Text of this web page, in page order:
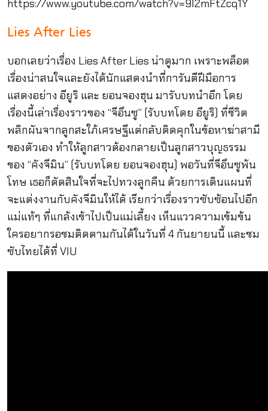
https://www.youtube.com/watch?v=9I2mFtZcq1Y
Lies After Lies
บอกเลยว่าเรื่อง Lies After Lies น่าดูมาก เพราะพล็อต
เรื่องน่าสนใจและยังได้นักแสดงนำที่การันตีฝีมือการ
แสดงอย่าง อียูริ และ ยอนจองฮุน มารับบทนำอีก โดย
เรื่องนี้เล่าเรื่องราวของ “จีอึนซู” (รับบทโดย อียูริ) ที่ชีวิต
พลิกผันจากลูกสะใภ้เศรษฐีแต่กลับติดคุกในข้อหาฆ่าสามี
ของตัวเอง ทำให้ลูกสาวต้องกลายเป็นลูกสาวบุญธรรม
ของ “คังจีมิน” (รับบทโดย ยอนจองฮุน) พอวันที่จีอึนซูพ้น
โทษ เธอก็ตัดสินใจที่จะไปทวงลูกคืน ด้วยการเดินแผนที่
จะแต่งงานกับคังจีมินให้ได้ เรียกว่าเรื่องราวซับซ้อนไปอีก
แม่แท้ๆ ที่แกล้งเข้าไปเป็นแม่เลี้ยง เห็นแววความเข้มข้น
ใครอยากรอชมติดตามกันได้ในวันที่ 4 กันยายนนี้ และชม
ซับไทยได้ที่ VIU